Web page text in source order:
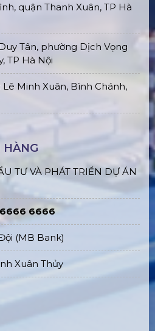
quận Thanh Xuân, TP Hà
Tân, phường Dịch Vọng
TP Hà Nội
Lê Minh Xuân, Bình Chánh,
HÀNG
TƯ VÀ PHÁT TRIỂN DỰ ÁN
6666
(MB Bank)
Xuân Thủy